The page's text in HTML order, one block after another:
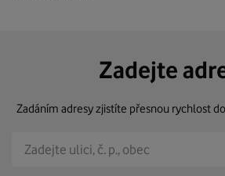
Zadejte
Zadáním adresy zjistíte přesnou rychlost